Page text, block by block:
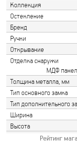
Коллекция
Остекление
Бренд
Ручки
Открывание
Отделка снаружи
МДФ
Толщина металла, мм
Тип основного замка
Тип дополнительного
Ширина
Высота
Рейтинг